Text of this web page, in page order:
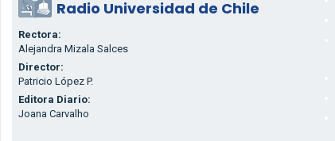
Radio Universidad de Chile
Rectora:
Alejandra Mizala Salces
Director:
Patricio López P.
Editora Diario:
Joana Carvalho